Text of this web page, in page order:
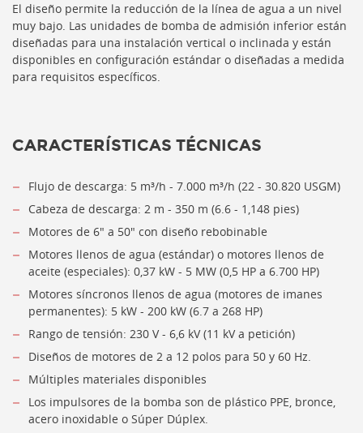
El diseño permite la reducción de la línea de agua a un nivel
muy bajo. Las unidades de bomba de admisión inferior están
diseñadas para una instalación vertical o inclinada y están
disponibles en configuración estándar o diseñadas a medida
para requisitos específicos.
CARACTERÍSTICAS TÉCNICAS
Flujo de descarga: 5 m³/h - 7.000 m³/h (22 - 30.820 USGM)
Cabeza de descarga: 2 m - 350 m (6.6 - 1,148 pies)
Motores de 6" a 50" con diseño rebobinable
Motores llenos de agua (estándar) o motores llenos de
aceite (especiales): 0,37 kW - 5 MW (0,5 HP a 6.700 HP)
Motores síncronos llenos de agua (motores de imanes
permanentes): 5 kW - 200 kW (6.7 a 268 HP)
Rango de tensión: 230 V - 6,6 kV (11 kV a petición)
Diseños de motores de 2 a 12 polos para 50 y 60 Hz.
Múltiples materiales disponibles
Los impulsores de la bomba son de plástico PPE, bronce,
acero inoxidable o Súper Dúplex.